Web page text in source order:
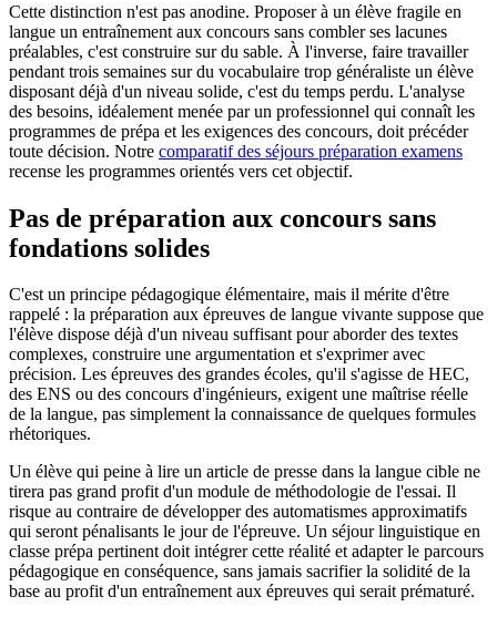
Cette distinction n'est pas anodine. Proposer à un élève fragile en
langue un entraînement aux concours sans combler ses lacunes
préalables, c'est construire sur du sable. À l'inverse, faire travailler
pendant trois semaines sur du vocabulaire trop généraliste un élève
disposant déjà d'un niveau solide, c'est du temps perdu. L'analyse
des besoins, idéalement menée par un professionnel qui connaît les
programmes de prépa et les exigences des concours, doit précéder
toute décision. Notre comparatif des séjours préparation examens
recense les programmes orientés vers cet objectif.
Pas de préparation aux concours sans
fondations solides
C'est un principe pédagogique élémentaire, mais il mérite d'être
rappelé : la préparation aux épreuves de langue vivante suppose que
l'élève dispose déjà d'un niveau suffisant pour aborder des textes
complexes, construire une argumentation et s'exprimer avec
précision. Les épreuves des grandes écoles, qu'il s'agisse de HEC,
des ENS ou des concours d'ingénieurs, exigent une maîtrise réelle
de la langue, pas simplement la connaissance de quelques formules
rhétoriques.
Un élève qui peine à lire un article de presse dans la langue cible ne
tirera pas grand profit d'un module de méthodologie de l'essai. Il
risque au contraire de développer des automatismes approximatifs
qui seront pénalisants le jour de l'épreuve. Un séjour linguistique en
classe prépa pertinent doit intégrer cette réalité et adapter le parcours
pédagogique en conséquence, sans jamais sacrifier la solidité de la
base au profit d'un entraînement aux épreuves qui serait prématuré.